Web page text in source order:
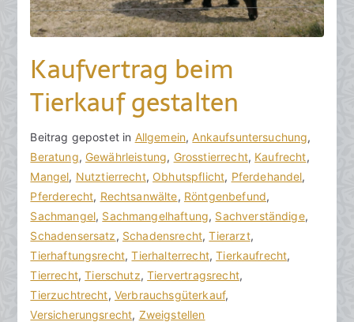
Kaufvertrag beim
Tierkauf gestalten
V
o
n
h
o
r
a
k
R
e
B
e
i
t
r
a
g
v
e
r
Beitrag gepostet in Allgemein, Ankaufsuntersuchung,
Beratung, Gewährleistung, Grosstierrecht, Kaufrecht,
Mangel, Nutztierrecht, Obhutspflicht, Pferdehandel,
Pferderecht, Rechtsanwälte, Röntgenbefund,
Sachmangel, Sachmangelhaftung, Sachverständige,
Schadensersatz, Schadensrecht,Tierarzt,
Tierhaftungsrecht,Tierhalterrecht,Tierkaufrecht,
Tierrecht,Tierschutz,Tiervertragsrecht,
Tierzuchtrecht, Verbrauchsgüterkauf,
Versicherungsrecht, Zweigstellen
K
e
i
n
e
K
o
m
m
e